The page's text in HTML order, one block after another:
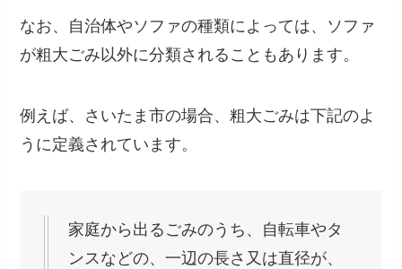
なお、自治体やソファの種類によっては、ソファ
が粗大ごみ以外に分類されることもあります。
例えば、さいたま市の場合、粗大ごみは下記のよ
うに定義されています。
家庭から出るごみのうち、自転車やタ
ンスなどの、一辺の長さ又は直径が、